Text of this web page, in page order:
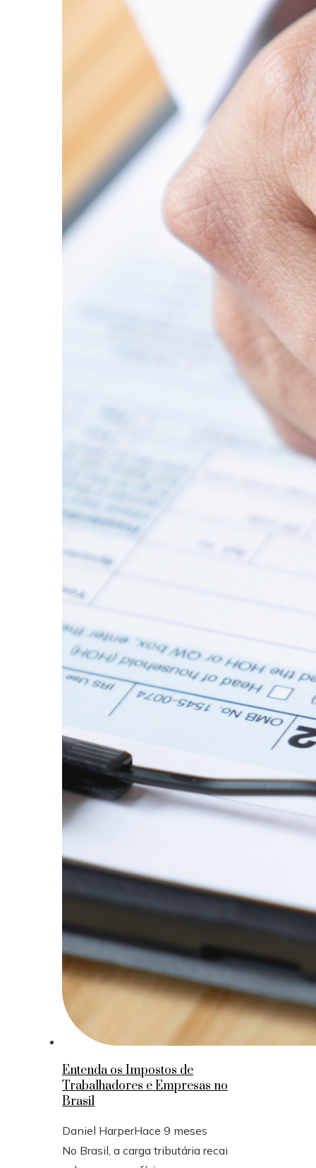
Entenda os Impostos de
Trabalhadores e Empresas no
Brasil
Daniel HarperHace 9 meses
No Brasil, a carga tributária recai